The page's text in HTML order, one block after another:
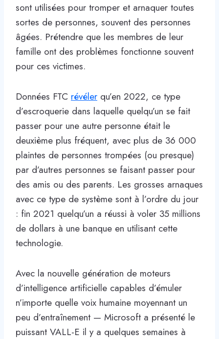
sont utilisées pour tromper et arnaquer toutes
sortes de personnes, souvent des personnes
âgées. Prétendre que les membres de leur
famille ont des problèmes fonctionne souvent
pour ces victimes.
Données FTC révéler qu’en 2022, ce type
d’escroquerie dans laquelle quelqu’un se fait
passer pour une autre personne était le
deuxième plus fréquent, avec plus de 36 000
plaintes de personnes trompées (ou presque)
par d’autres personnes se faisant passer pour
des amis ou des parents. Les grosses arnaques
avec ce type de système sont à l’ordre du jour
: fin 2021 quelqu’un a réussi à voler 35 millions
de dollars à une banque en utilisant cette
technologie.
Avec la nouvelle génération de moteurs
d’intelligence artificielle capables d’émuler
n’importe quelle voix humaine moyennant un
peu d’entraînement — Microsoft a présenté le
puissant VALL-E il y a quelques semaines à